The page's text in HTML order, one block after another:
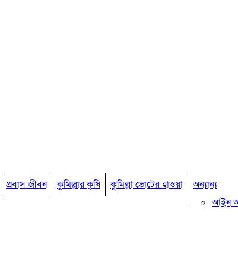
প্রবাস জীবন কুমিল্লার কৃষি কুমিল্লা ভোটের হাওয়া
অন্যান্য
আইন